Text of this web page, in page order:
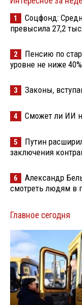
1
Соцфонд:
превысила 27,2
2
Пенсию по
уровне не ниже
3 Законы,
4 Сможет ли ИИ
5
Путин
заключения
6
Александр
смотреть людям в
Главное сегодня